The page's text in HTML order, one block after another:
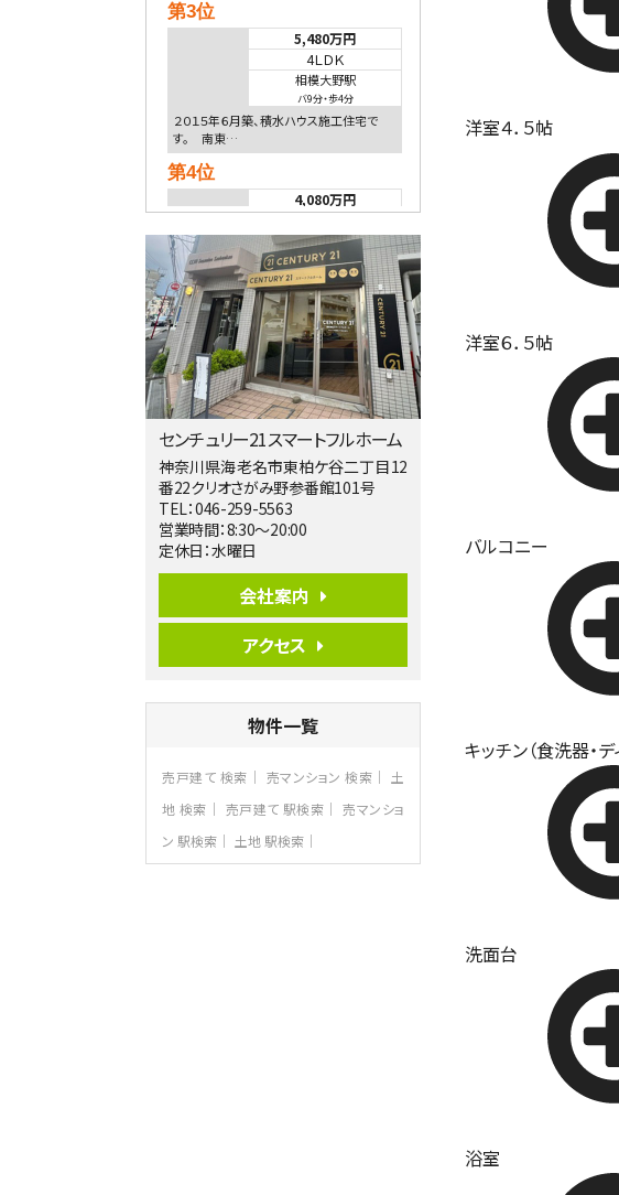
第3位
5,480万円
4ＬＤＫ
相模大野駅
バ9分・歩4分
２０１５年６月築、積水ハウス施工住宅で
す。 南東…
第4位
4,080万円
淵野辺駅
歩17分
南側道路に面しており日当たり良好。 キ
ッチンから…
第5位
3,680万円
4ＬＤＫ
橋本駅
バ19分・歩8分
開放感があり日当たり良好な南西・北西角
地区画。 …
第6位
3,680万円
4ＳＬＤＫ
リビングダイニング部分の床暖房完備 車
並列2台駐…
4ＬＤＫ
さがみ野駅
る広さ…
第8位
3,990万円
4ＬＤＫ
センチュリー21スマートフルホーム
神奈川県海老名市東柏ケ谷二丁目12
番22クリオさがみ野参番館101号
TEL：046-259-5563
営業時間：8:30～20:00
定休日：水曜日
会社案内
アクセス
物件一覧
売戸建て 検索 売マンション 検索
土
地 検索
売戸建て 駅検索
売マンショ
ン 駅検索
土地 駅検索
洋室４．５帖
洋室６．５帖
バルコニー
キッチン（食洗器・
洗面台
浴室